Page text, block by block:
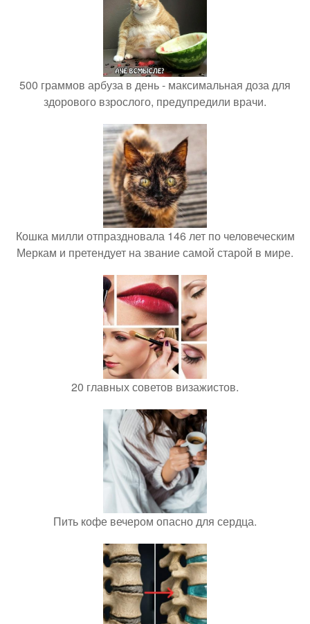
500 граммов арбуза в день - максимальная доза для
здорового взрослого, предупредили врачи.
Кошка милли отпраздновала 146 лет по человеческим
Меркам и претендует на звание самой старой в мире.
20 главных советов визажистов.
Пить кофе вечером опасно для сердца.